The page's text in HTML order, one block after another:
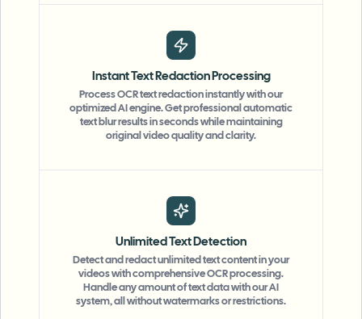
Instant Text Redaction Processing
Process OCR text redaction instantly with our
optimized AI engine. Get professional automatic
text blur results in seconds while maintaining
original video quality and clarity.
Unlimited Text Detection
Detect and redact unlimited text content in your
videos with comprehensive OCR processing.
Handle any amount of text data with our AI
system, all without watermarks or restrictions.
The blur tools are a lifesaver — I can softly
blur distracting backgrounds and